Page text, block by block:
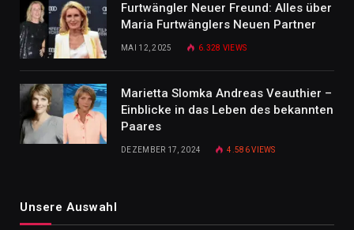
Furtwängler Neuer Freund: Alles über
Maria Furtwänglers Neuen Partner
MAI 12, 2025 6.328 VIEWS
Marietta Slomka Andreas Veauthier –
Einblicke in das Leben des bekannten
Paares
DEZEMBER 17, 2024 4.586VIEWS
Unsere Auswahl